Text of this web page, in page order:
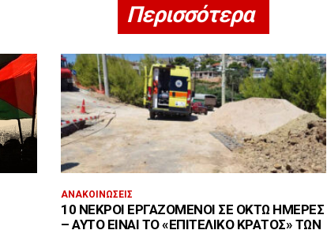
Περισσότερα
ΑΝΑΚΟΙΝΏΣΕΙΣ
10 ΝΕΚΡΟΊ ΕΡΓΑΖΌΜΕΝΟΙ ΣΕ ΟΚΤΏ ΗΜΈΡΕΣ
– ΑΥΤΌ ΕΊΝΑΙ ΤΟ «ΕΠΙΤΕΛΙΚΌ ΚΡΆΤΟΣ» ΤΩΝ